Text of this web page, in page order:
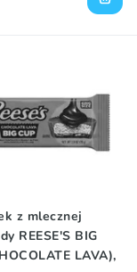
z mlecznej
REESE'S BIG
LAVA),